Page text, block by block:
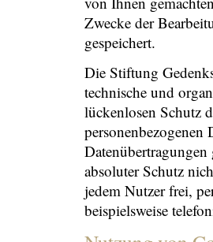
Zwecke der
gespeichert.
Die Stiftung
technische und
lückenlosen Schutz
personenbezogenen
absoluter Schutz
jedem Nutzer frei,
beispielsweise